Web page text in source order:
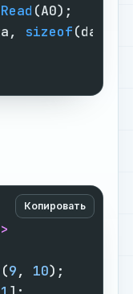
sizeof
Копировать
(9, 10)